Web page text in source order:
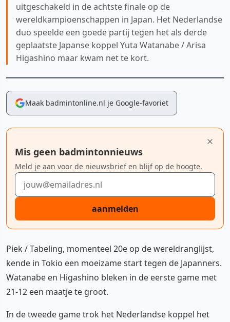
uitgeschakeld in de achtste finale op de
wereldkampioenschappen in Japan. Het Nederlandse
duo speelde een goede partij tegen het als derde
geplaatste Japanse koppel Yuta Watanabe / Arisa
Higashino maar kwam net te kort.
Maak badmintonline.nl je Google-favoriet
Mis geen badmintonnieuws
Meld je aan voor de nieuwsbrief en blijf op de hoogte.
E-mailadres
aanmelden
Piek / Tabeling, momenteel 20e op de wereldranglijst,
kende in Tokio een moeizame start tegen de Japanners.
Watanabe en Higashino bleken in de eerste game met
21-12 een maatje te groot.
In de tweede game trok het Nederlandse koppel het